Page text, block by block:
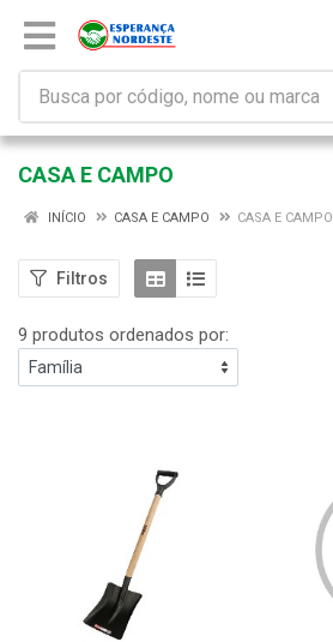
CASA E CAMPO
INÍCIO CASA E CAMPO CASA E CAMPO
Filtros
9 produtos ordenados por: